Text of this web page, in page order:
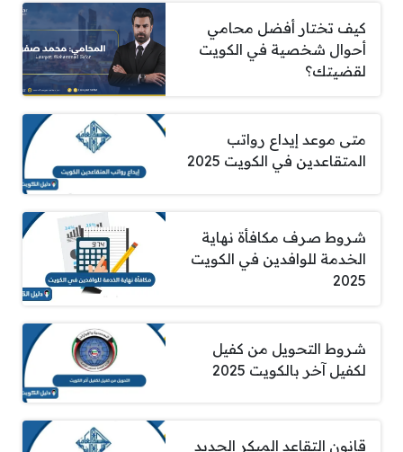
كيف تختار أفضل محامي
أحوال شخصية في الكويت
لقضيتك؟
متى موعد إيداع رواتب
المتقاعدين في الكويت 2025
شروط صرف مكافأة نهاية
الخدمة للوافدين في الكويت
2025
شروط التحويل من كفيل
لكفيل آخر بالكويت 2025
قانون التقاعد المبكر الجديد